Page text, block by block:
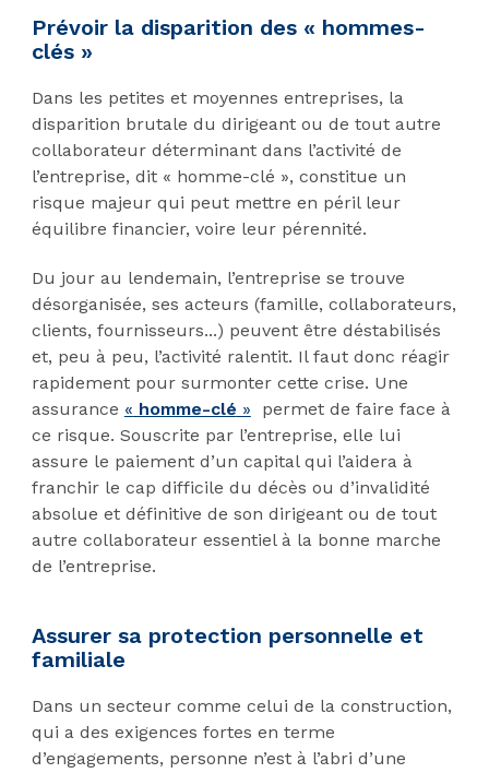
Prévoir la disparition des « hommes-
clés »
Dans les petites et moyennes entreprises, la
disparition brutale du dirigeant ou de tout autre
collaborateur déterminant dans l’activité de
l’entreprise, dit « homme-clé », constitue un
risque majeur qui peut mettre en péril leur
équilibre financier, voire leur pérennité.
Du jour au lendemain, l’entreprise se trouve
désorganisée, ses acteurs (famille, collaborateurs,
clients, fournisseurs...) peuvent être déstabilisés
et, peu à peu, l’activité ralentit. Il faut donc réagir
rapidement pour surmonter cette crise. Une
assurance « homme-clé »
permet de faire face à
ce risque. Souscrite par l’entreprise, elle lui
assure le paiement d’un capital qui l’aidera à
franchir le cap difficile du décès ou d’invalidité
absolue et définitive de son dirigeant ou de tout
autre collaborateur essentiel à la bonne marche
de l’entreprise.
Assurer sa protection personnelle et
familiale
Dans un secteur comme celui de la construction,
qui a des exigences fortes en terme
d’engagements, personne n’est à l’abri d’une